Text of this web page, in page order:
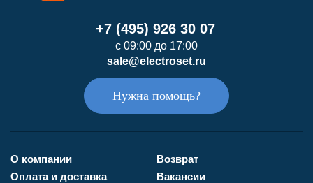
+7 (495) 926 30 07
с 09:00 до 17:00
sale@electroset.ru
Нужна помощь?
О компании
Оплата и доставка
Возврат
Вакансии